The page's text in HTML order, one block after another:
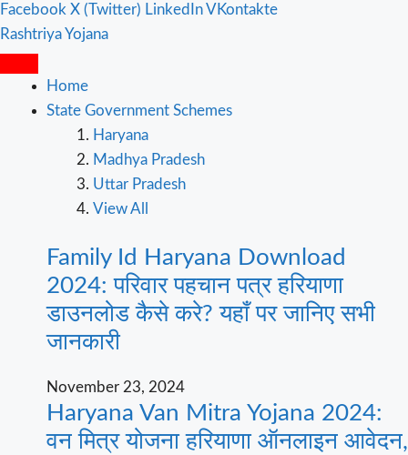
Facebook X (Twitter) LinkedInVKontakte
Rashtriya Yojana
Home
State Government Schemes
Haryana
Madhya Pradesh
Uttar Pradesh
View All
Family Id Haryana Download
2024: परिवार पहचान पत्र हरियाणा
डाउनलोड कैसे करे? यहाँ पर जानिए सभी
जानकारी
November 23, 2024
Haryana Van Mitra Yojana 2024:
वन मित्र योजना हरियाणा ऑनलाइन आवेदन,